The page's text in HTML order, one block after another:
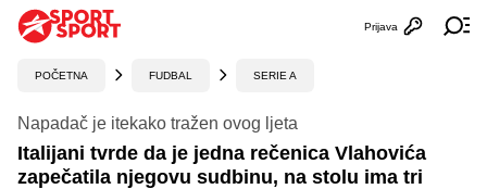
Otvori
Prijava
POČETNA FUDBAL SERIE A
Napadač je itekako tražen ovog ljeta
Italijani tvrde da je jedna rečenica Vlahovića
zapečatila njegovu sudbinu, na stolu ima tri